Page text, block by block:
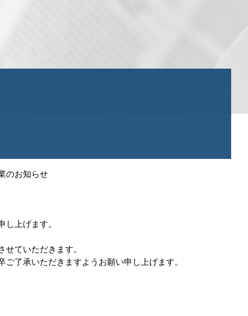
のお知らせ
上げます。
ていただきます。
了承いただきますようお願い申し上げます。